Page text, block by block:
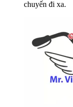
chuyến đi xa.